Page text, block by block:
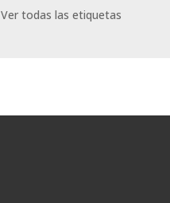
Ver todas las etiquetas